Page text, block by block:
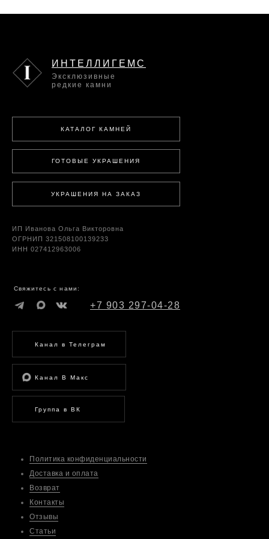
КАТАЛОГ КАМНЕЙ
УКРАШЕНИЯ НА ЗАКАЗ
ГОТОВЫЕ УКРАШЕНИЯ
Эксклюзивные
редкие камни
ИНТЕЛЛИГЕМС
Политика конфиденциальности
Доставка и оплата
Возврат
Контакты
Отзывы
Статьи
+7 903 297-04-28
Канал В Макс
Группа в ВК
Канал в Телеграм
Свяжитесь с нами:
ИП Иванова Ольга Викторовна
ОГРНИП 321508100139233
ИНН 027412963006